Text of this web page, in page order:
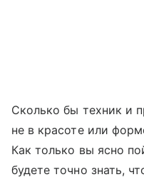
Сколько бы техник и
не в красоте или
Как только вы ясно
будете точно знать,